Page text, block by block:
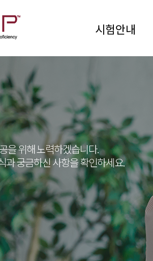
시험안내
을 위해 노력하겠습니다.
과 궁금하신 사항을 확인하세요.